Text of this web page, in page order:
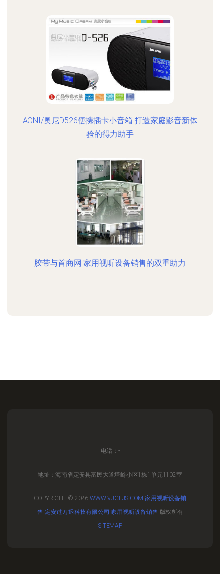
AONI/奥尼D526便携插卡小音箱 打造家庭影音新体
验的得力助手
胶带与首商网 家用视听设备销售的双重助力
电话：-
地址：海南省定安县富民大道塔岭小区1栋1单元1102室
COPYRIGHT © 2026 WWW.VUGEJS.COM 家用视听设备销
售 定安过万退科技有限公司 家用视听设备销售 版权所有
SITEMAP